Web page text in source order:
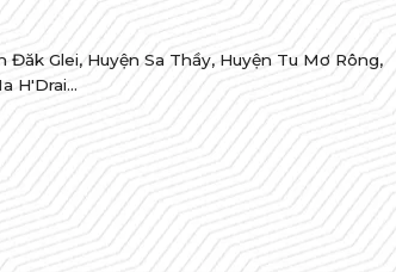
Glei, Huyện Sa Thầy, Huyện Tu Mơ Rông,
H'Drai...